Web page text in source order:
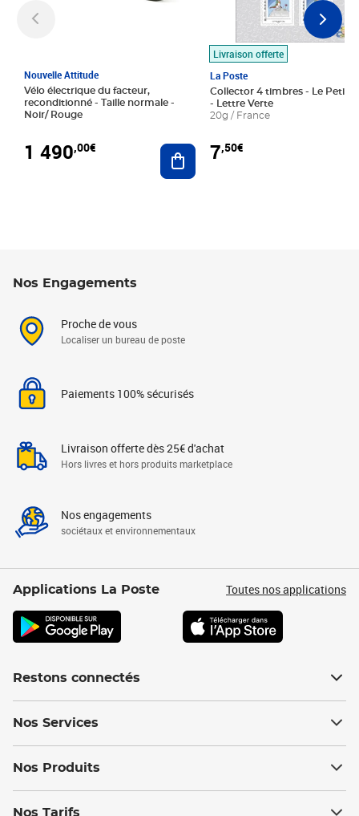
Nouvelle Attitude
Vélo électrique du facteur,
reconditionné - Taille normale -
Noir/ Rouge
1 490,00€ Ajouter au panier
Livraison offerte
La Poste
Collector 4 timbres - Le Petit
- Lettre Verte
20g / France
7,50€
Nos Engagements
Proche de vous
Localiser un bureau de poste
Paiements 100% sécurisés
Livraison offerte dès 25€ d'achat
Hors livres et hors produits marketplace
Nos engagements
sociétaux et environnementaux
Applications La Poste Toutes nos applications
Restons connectés
Nos Services
Nos Produits
Nos Tarifs